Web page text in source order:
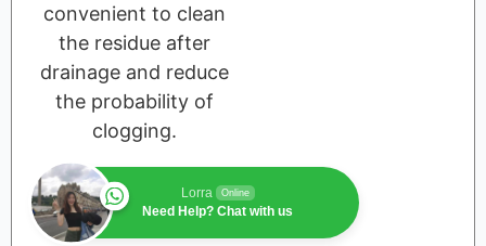
convenient to clean
the residue after
drainage and reduce
the probability of
clogging.
Lorra Online
Need Help? Chat with us